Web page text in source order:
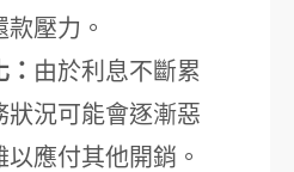
壓力。
由於利息不斷累
狀況可能會逐漸惡
應付其他開銷。